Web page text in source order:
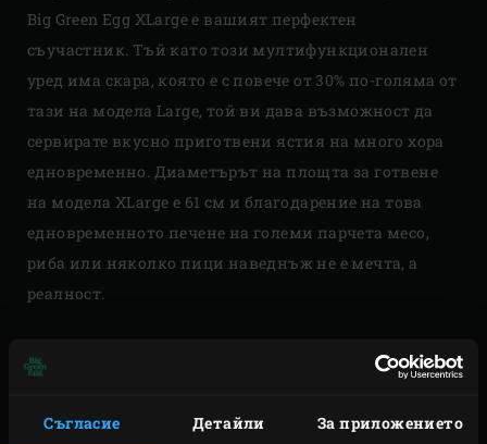
Съгласие Детайли За приложението
Big Green Egg XLarge е вашият перфектен
съучастник. Тъй като този мултифункционален
уред има скара, която е с повече от 30% по-голяма от
тази на модела Large, той ви дава възможност да
сервирате вкусно приготвени ястия на много хора
едновременно. Диаметърът на площта за готвене
на модела XLarge е 61 см и благодарение на това
едновременното печене на големи парчета месо,
риба или няколко пици наведнъж не е мечта, а
реалност.